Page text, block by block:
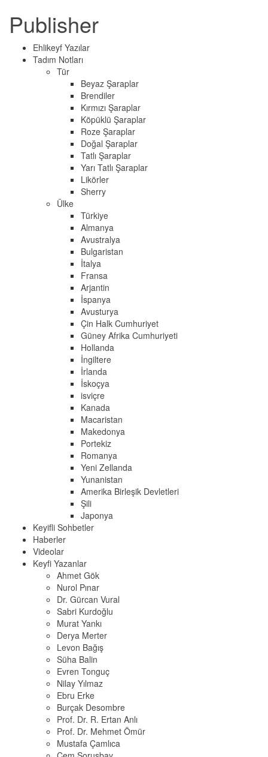
Publisher
Ehlikeyf Yazılar
Tadım Notları
Tür
Beyaz Şaraplar
Brendiler
Kırmızı Şaraplar
Köpüklü Şaraplar
Roze Şaraplar
Doğal Şaraplar
Tatlı Şaraplar
Yarı Tatlı Şaraplar
Likörler
Sherry
Ülke
Türkiye
Almanya
Avustralya
Bulgaristan
İtalya
Fransa
Arjantin
İspanya
Avusturya
Çin Halk Cumhuriyet
Güney Afrika Cumhuriyeti
Hollanda
İngiltere
İrlanda
İskoçya
isviçre
Kanada
Macaristan
Makedonya
Portekiz
Romanya
Yeni Zellanda
Yunanistan
Amerika Birleşik Devletleri
Şili
Japonya
Keyifli Sohbetler
Haberler
Videolar
Keyfi Yazanlar
Ahmet Gök
Nurol Pınar
Dr. Gürcan Vural
Sabri Kurdoğlu
Murat Yankı
Derya Merter
Levon Bağış
Süha Balin
Evren Tonguç
Nilay Yılmaz
Ebru Erke
Burçak Desombre
Prof. Dr. R. Ertan Anlı
Prof. Dr. Mehmet Ömür
Mustafa Çamlıca